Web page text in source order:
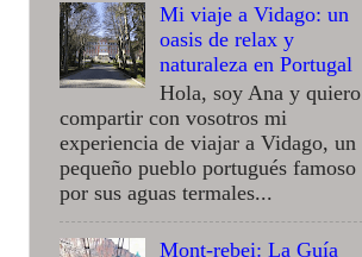
Mi viaje a Vidago: un
oasis de relax y
naturaleza en Portugal
Hola, soy Ana y quiero
compartir con vosotros mi
experiencia de viajar a Vidago, un
pequeño pueblo portugués famoso
por sus aguas termales...
Mont-rebei: La Guía